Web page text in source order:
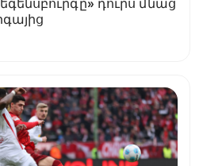
դուրս մնաց